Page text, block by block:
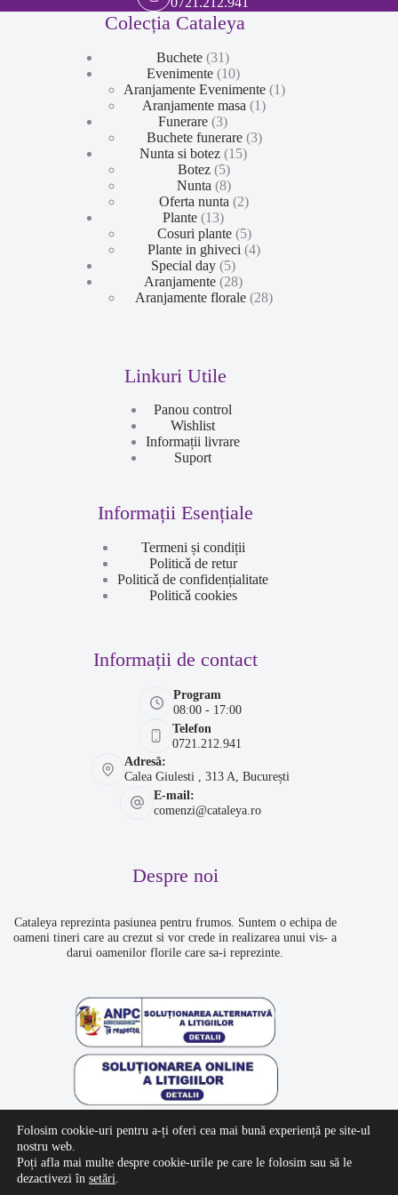
Colecția Cataleya
Buchete 3131
de
produse
Evenimente 1010
produse
Aranjamente Evenimente 11
Aranjamente masa 11
Funerare 33
produse
Buchete funerare 33
Nunta si botez 1515
Botez 55
produse
Nunta 88
produse
Oferta nunta 22
Plante 1313
produse
Cosuri plante 55
produse
Plante in ghiveci 44
Special day 55
produse
Aranjamente 2828
de
Aranjamente florale 2828
Linkuri Utile
Panou control
Wishlist
Informații livrare
Suport
Informații Esențiale
Termeni și condiții
Politicǎ de retur
Politicǎ de confidențialitate
Politicǎ cookies
Informații de contact
Program
08:00 - 17:00
Telefon
0721.212.941
Adresă:
Calea Giulesti , 313 A, București
E-mail:
comenzi@cataleya.ro
Despre noi
Cataleya reprezinta pasiunea pentru frumos. Suntem o echipa de
oameni tineri care au crezut si vor crede in realizarea unui vis- a
darui oamenilor florile care sa-i reprezinte.
Facebook
Copyright Cataleya ©2026 Designed by
Folosim cookie-uri pentru a-ți oferi cea mai bună experiență pe site-ul
nostru web.
Poți afla mai multe despre cookie-urile pe care le folosim sau să le
dezactivezi în setări.